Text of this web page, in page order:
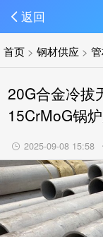
返回
首页 >钢材供应 >
20G合金冷拔
15CrMoG锅
2025-09-08 15:58